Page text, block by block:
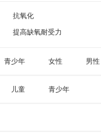
无限极
抗氧化
提高缺氧耐受力
缓解视疲劳
青少年 女性 男性
儿童 青少年